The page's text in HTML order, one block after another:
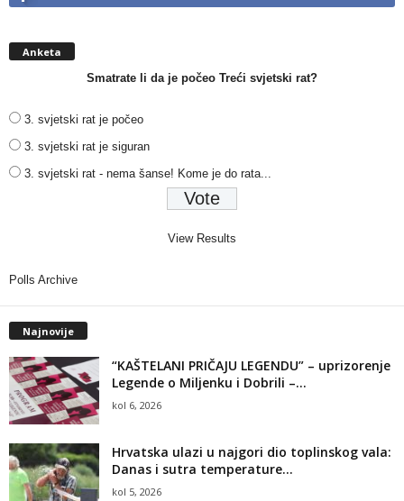
Anketa
Smatrate li da je počeo Treći svjetski rat?
3. svjetski rat je počeo
3. svjetski rat je siguran
3. svjetski rat - nema šanse! Kome je do rata...
View Results
Polls Archive
Najnovije
“KAŠTELANI PRIČAJU LEGENDU” – uprizorenje
Legende o Miljenku i Dobrili –...
kol 6, 2026
Hrvatska ulazi u najgori dio toplinskog vala:
Danas i sutra temperature...
kol 5, 2026